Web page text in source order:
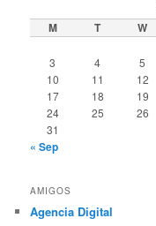
M T W
3
4 5
10
11 12
17
18 19
24
25 26
31
« Sep
AMIGOS
Agencia Digital